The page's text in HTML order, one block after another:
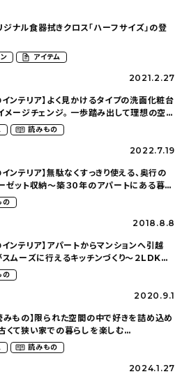
ナル食器拭きクロス「ハーフサイズ」の登
アイテム
2021.2.27
インテリア】よく見かけるタイプの洗面化粧台
メージチェンジ。 一歩踏み出して理想の空間
年の建売住宅をDIYする暮らし
さん）
読みもの
2022.7.19
インテリア】無駄なくすっきり使える、奥行の
ゼット収納〜築３０年のアパートにある暮ら
さん）
の
2018.8.8
インテリア】アパートからマンションへ引越
スムーズに行えるキッチンづくり〜２LDKの
（mari_ppe_さん）
の
2020.9.1
みもの】限られた空間の中で好きを詰め込め
くて狭い家での暮らしを楽しむ
さん）
読みもの
2024.1.27